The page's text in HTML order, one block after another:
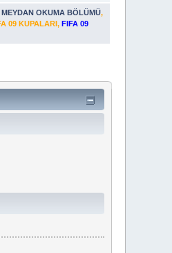
MEYDAN OKUMA BÖLÜMÜ,
09 KUPALARI,FIFA 09